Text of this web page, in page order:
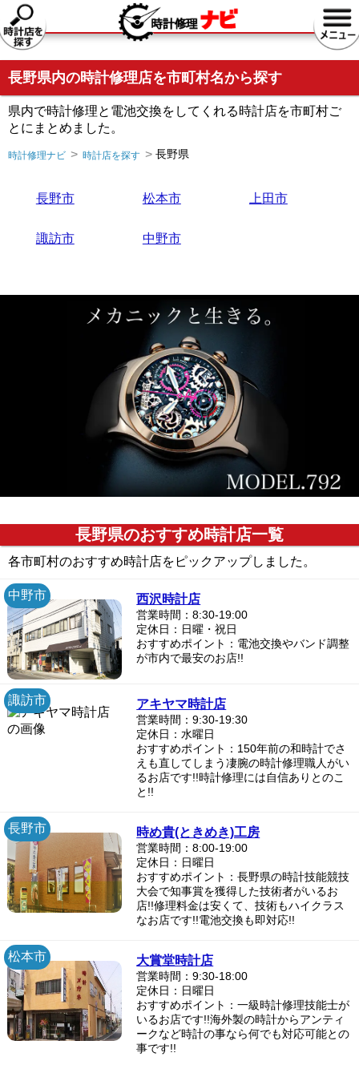
長野県内の時計修理店を市町村名から探す
県内で時計修理と電池交換をしてくれる時計店を市町村ご
とにまとめました。
時計修理ナビ 時計店を探す 長野県
長野市 松本市 上田市
諏訪市 中野市
長野県のおすすめ時計店一覧
各市町村のおすすめ時計店をピックアップしました。
中野市 西沢時計店
営業時間：8:30-19:00
定休日：日曜・祝日
おすすめポイント：電池交換やバンド調整
が市内で最安のお店!!
諏訪市 アキヤマ時計店
営業時間：9:30-19:30
定休日：水曜日
おすすめポイント：150年前の和時計でさ
えも直してしまう凄腕の時計修理職人がい
るお店です!!時計修理には自信ありとのこ
と!!
長野市 時め貴(ときめき)工房
営業時間：8:00-19:00
定休日：日曜日
おすすめポイント：長野県の時計技能競技
大会で知事賞を獲得した技術者がいるお
店!!修理料金は安くて、技術もハイクラス
なお店です!!電池交換も即対応!!
松本市 大賞堂時計店
営業時間：9:30-18:00
定休日：日曜日
おすすめポイント：一級時計修理技能士が
いるお店です!!海外製の時計からアンティ
ークなど時計の事なら何でも対応可能との
事です!!